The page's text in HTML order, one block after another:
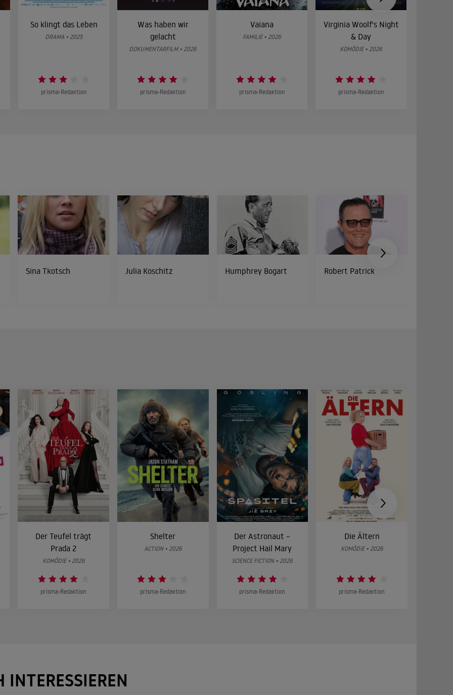
So klingt das Leben
DRAMA • 2025
prisma-Redaktion
Was haben wir
gelacht
DOKUMENTARFILM • 2026
prisma-Redaktion
Vaiana
FAMILIE • 2026
prisma-Redaktion
Virginia Woolf's Night
& Day
KOMÖDIE • 2026
prisma-Redaktion
Sina Tkotsch Julia Koschitz Humphrey Bogart Robert Patrick
Der Teufel trägt
Prada 2
KOMÖDIE • 2026
prisma-Redaktion
Shelter
ACTION • 2026
prisma-Redaktion
Der Astronaut –
Project Hail Mary
SCIENCE FICTION • 2026
prisma-Redaktion
Die Ältern
KOMÖDIE • 2026
prisma-Redaktion